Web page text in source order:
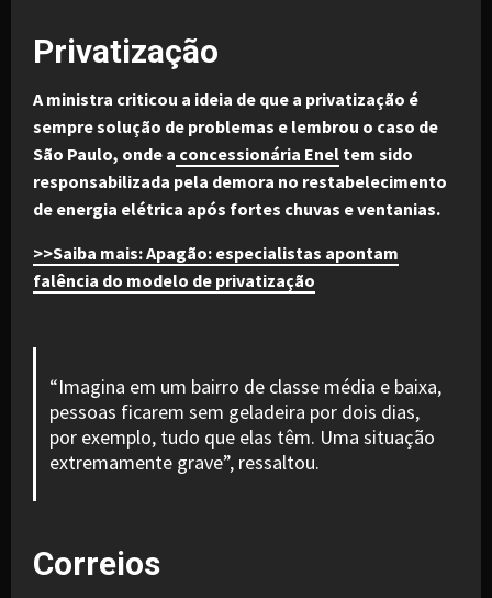
Privatização
A ministra criticou a ideia de que a privatização é
sempre solução de problemas e lembrou o caso de
São Paulo, onde a concessionária Enel tem sido
responsabilizada pela demora no restabelecimento
de energia elétrica após fortes chuvas e ventanias.
>>Saiba mais: Apagão: especialistas apontam
falência do modelo de privatização
“Imagina em um bairro de classe média e baixa,
pessoas ficarem sem geladeira por dois dias,
por exemplo, tudo que elas têm. Uma situação
extremamente grave”, ressaltou.
Correios